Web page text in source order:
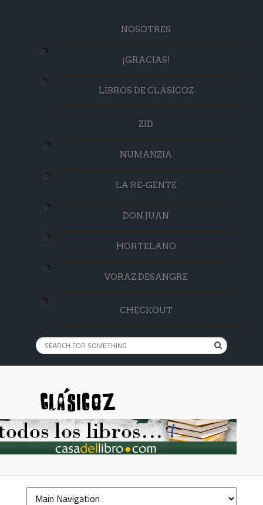
NOSOTRES
¡GRACIAS!
LIBROS DE CLÁSICOZ
ZID
NUMANZIA
LA RE-GENTE
DON JUAN
HORTELANO
VORAZ DESANGRE
CHECKOUT